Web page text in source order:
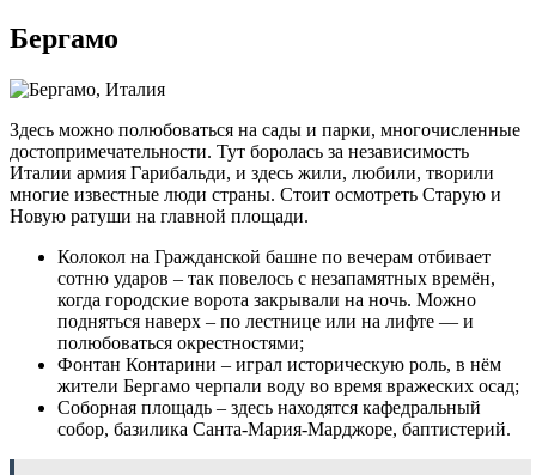
Бергамо
Здесь можно полюбоваться на сады и парки, многочисленные
достопримечательности. Тут боролась за независимость
Италии армия Гарибальди, и здесь жили, любили, творили
многие известные люди страны. Стоит осмотреть Старую и
Новую ратуши на главной площади.
Колокол на Гражданской башне по вечерам отбивает
сотню ударов – так повелось с незапамятных времён,
когда городские ворота закрывали на ночь. Можно
подняться наверх – по лестнице или на лифте — и
полюбоваться окрестностями;
Фонтан Контарини – играл историческую роль, в нём
жители Бергамо черпали воду во время вражеских осад;
Соборная площадь – здесь находятся кафедральный
собор, базилика Санта-Мария-Марджоре, баптистерий.